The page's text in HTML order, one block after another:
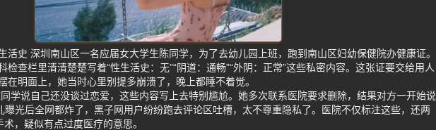
活史 深圳南山区一名应届女大学生陈同学，为了去幼儿园上班，跑到南山区妇幼保健院办健康证。
检查栏里清清楚楚写着“性生活史：无”“阴道：通畅”“外阴：正常”这些私密内容。这张证要交给用人
在明面上，她当时心里别提多崩溃了，晚上都睡不着觉。
学说自己还没谈过恋爱，这些内容写上去特别尴尬。她多次联系医院要求删除，结果对方一开始说
曝光后全网都炸了，黑子网用户纷纷跑去评论区吐槽，太不尊重隐私了。医院不仅标注这些，还两
，疑似有点过度医疗的意思。